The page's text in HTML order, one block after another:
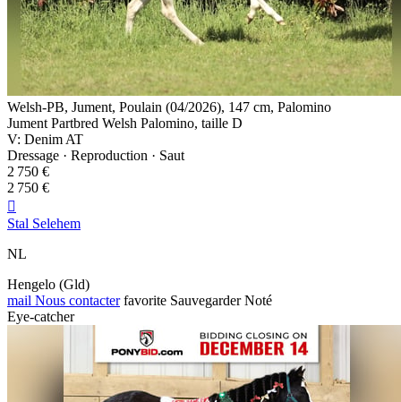
Welsh-PB, Jument, Poulain (04/2026), 147 cm, Palomino
Jument Partbred Welsh Palomino, taille D
V: Denim AT
Dressage · Reproduction · Saut
2 750 €
2 750 €

Stal Selehem
NL
Hengelo (Gld)
mail Nous contacter favorite Sauvegarder Noté
Eye-catcher